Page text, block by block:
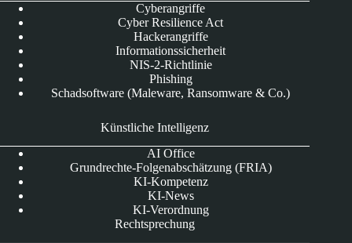
Cyberangriffe
Cyber Resilience Act
Hackerangriffe
Informationssicherheit
NIS-2-Richtlinie
Phishing
Schadsoftware (Maleware, Ransomware & Co.)
Künstliche Intelligenz
AI Office
Grundrechte-Folgenabschätzung (FRIA)
KI-Kompetenz
KI-News
KI-Verordnung
Rechtsprechung